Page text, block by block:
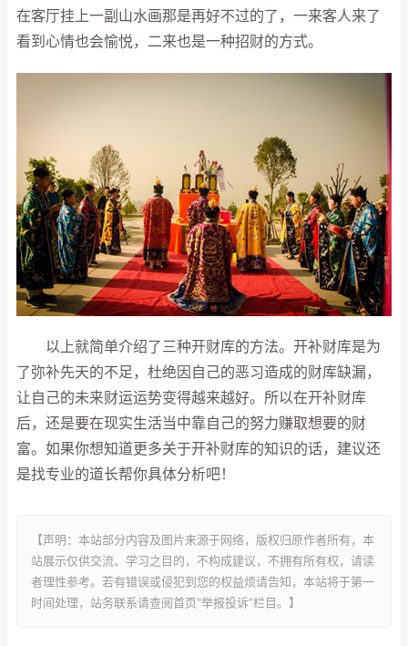
在客厅挂上一副山水画那是再好不过的了，一来客人来了
看到心情也会愉悦，二来也是一种招财的方式。
以上就简单介绍了三种开财库的方法。开补财库是为
了弥补先天的不足，杜绝因自己的恶习造成的财库缺漏，
让自己的未来财运运势变得越来越好。所以在开补财库
后，还是要在现实生活当中靠自己的努力赚取想要的财
富。如果你想知道更多关于开补财库的知识的话，建议还
是找专业的道长帮你具体分析吧！
【声明：本站部分内容及图片来源于网络，版权归原作者所有，本
站展示仅供交流、学习之目的，不构成建议，不拥有所有权，请读
者理性参考。若有错误或侵犯到您的权益烦请告知，本站将于第一
时间处理，站务联系请查阅首页“举报投诉”栏目。】